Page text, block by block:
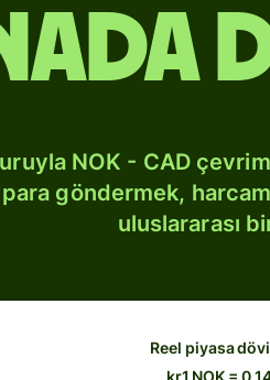
NOK - CAD
göndermek,
uluslararası
Reel piyasa
kr1 NOK =